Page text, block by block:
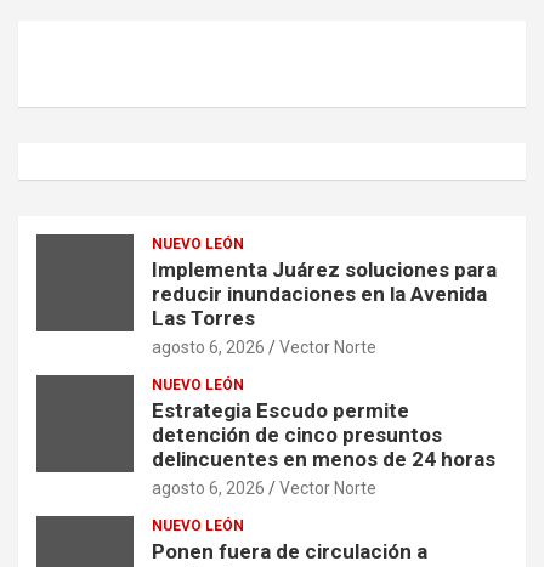
NUEVO LEÓN
Implementa Juárez soluciones para
reducir inundaciones en la Avenida
Las Torres
agosto 6, 2026 Vector Norte
NUEVO LEÓN
Estrategia Escudo permite
detención de cinco presuntos
delincuentes en menos de 24 horas
agosto 6, 2026 Vector Norte
NUEVO LEÓN
Ponen fuera de circulación a